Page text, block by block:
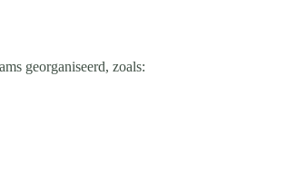
georganiseerd, zoals: